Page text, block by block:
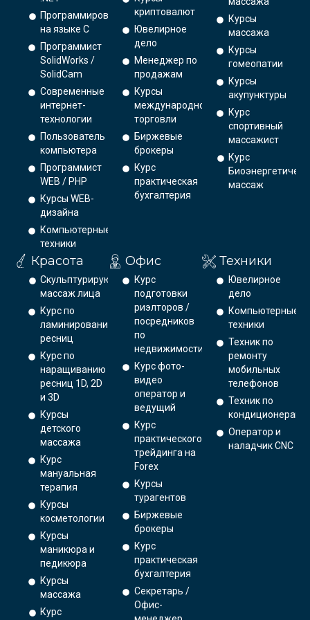
Программирование
на языке С
Программист
SolidWorks /
SolidCam
Современные
интернет-
технологии
Пользователь
компьютера
Программист
WEB / PHP
Курсы WEB-
дизайна
Компьютерные
техники
криптовалют
Ювелирное
дело
Менеджер по
продажам
Курсы
международной
торговли
Биржевые
брокеры
Курс
практическая
бухгалтерия
Курсы
массажа
Курсы
гомеопатии
Курсы
акупунктуры
Курс
спортивный
массажист
Курс
массаж
Красота
Скульптурирующий
массаж лица
Курс по
ламинированию
ресниц
Курс по
наращиванию
ресниц 1D, 2D
и 3D
Курсы
детского
массажа
Курс
мануальная
терапия
Курсы
косметологии
Курсы
маникюра и
педикюра
Курсы
массажа
Курс
Офис
Курс
подготовки
риэлторов /
посредников
по
недвижимости
Курс фото-
видео
оператор и
ведущий
Курс
практического
трейдинга на
Forex
Курсы
турагентов
Биржевые
брокеры
Курс
практическая
бухгалтерия
Секретарь /
Офис-
Техники
Ювелирное
дело
Компьютерные
техники
Техник по
ремонту
мобильных
телефонов
Техник по
кондиционерам
Оператор и
наладчик CNC